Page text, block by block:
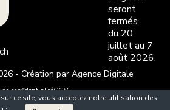
seront
fermés
du 20
juillet au 7
août 2026.
- Création par Agence Digitale
de confidentialitéCGV
ce site, vous acceptez notre utilisation des